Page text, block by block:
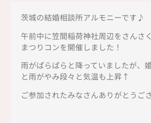
茨城の結婚相談所アルモニーです♪
午前中に笠間稲荷神社周辺をさんさ
まつりコンを開催しました！
雨がぱらぱらと降っていましたが、
と雨がやみ段々と気温も上昇↑
ご参加されたみなさんありがとうご